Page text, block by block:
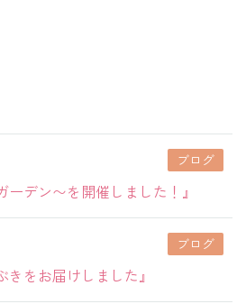
ブログ
ーデン〜を開催しました！』
ブログ
きをお届けしました』